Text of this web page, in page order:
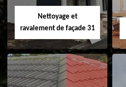
Velux 31
Nettoyage et
ravalement de façade 31